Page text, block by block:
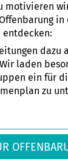
motivieren
entdecken:
dazu
laden
ein für
zu